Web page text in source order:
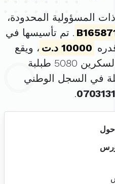
المسؤولية المحدودة،
. تم تأسيسها في
10000 د.ت
، ويقع
مقرها الرئيسي في ميناء السكرين 5080 طبلبة
في السجل الوطني
.